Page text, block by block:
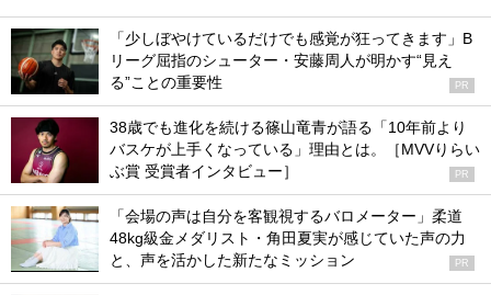
「少しぼやけているだけでも感覚が狂ってきます」B
リーグ屈指のシューター・安藤周人が明かす“見え
る”ことの重要性
PR
38歳でも進化を続ける篠山竜青が語る「10年前より
バスケが上手くなっている」理由とは。［MVVりらい
ぶ賞 受賞者インタビュー］
PR
「会場の声は自分を客観視するバロメーター」柔道
48kg級金メダリスト・角田夏実が感じていた声の力
と、声を活かした新たなミッション
PR